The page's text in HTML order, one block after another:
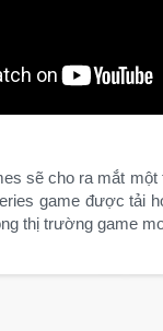
sẽ cho ra mắt
game được tải
thị trường game